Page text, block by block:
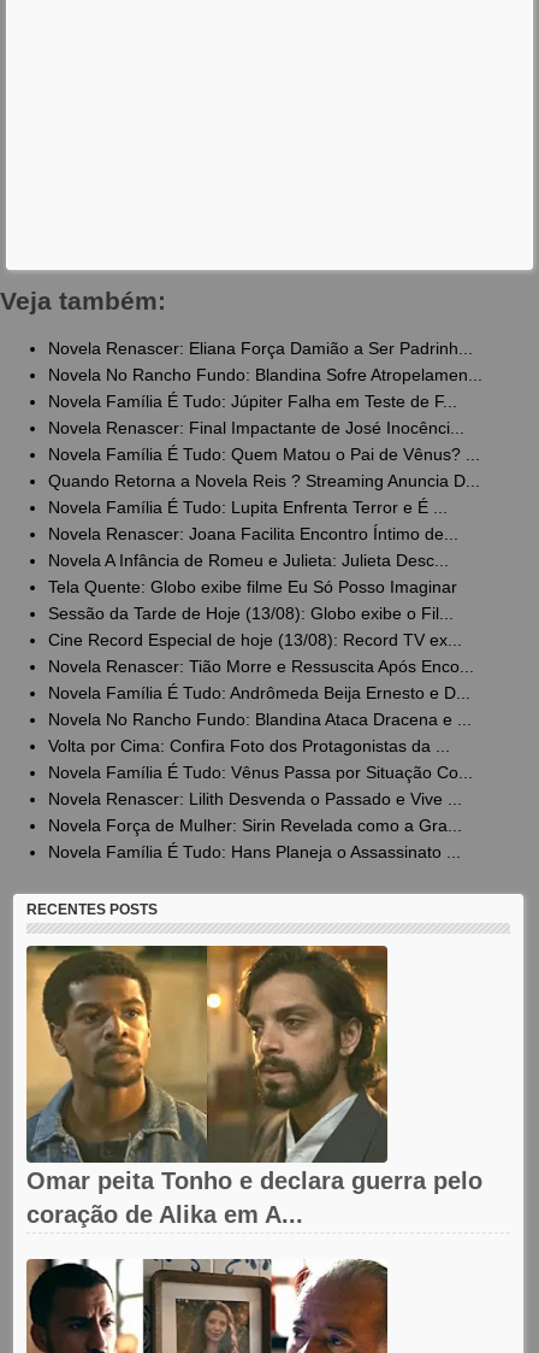
Veja também:
Novela Renascer: Eliana Força Damião a Ser Padrinh...
Novela No Rancho Fundo: Blandina Sofre Atropelamen...
Novela Família É Tudo: Júpiter Falha em Teste de F...
Novela Renascer: Final Impactante de José Inocênci...
Novela Família É Tudo: Quem Matou o Pai de Vênus? ...
Quando Retorna a Novela Reis ? Streaming Anuncia D...
Novela Família É Tudo: Lupita Enfrenta Terror e É ...
Novela Renascer: Joana Facilita Encontro Íntimo de...
Novela A Infância de Romeu e Julieta: Julieta Desc...
Tela Quente: Globo exibe filme Eu Só Posso Imaginar
Sessão da Tarde de Hoje (13/08): Globo exibe o Fil...
Cine Record Especial de hoje (13/08): Record TV ex...
Novela Renascer: Tião Morre e Ressuscita Após Enco...
Novela Família É Tudo: Andrômeda Beija Ernesto e D...
Novela No Rancho Fundo: Blandina Ataca Dracena e ...
Volta por Cima: Confira Foto dos Protagonistas da ...
Novela Família É Tudo: Vênus Passa por Situação Co...
Novela Renascer: Lilith Desvenda o Passado e Vive ...
Novela Força de Mulher: Sirin Revelada como a Gra...
Novela Família É Tudo: Hans Planeja o Assassinato ...
RECENTES POSTS
Omar peita Tonho e declara guerra pelo
coração de Alika em A...